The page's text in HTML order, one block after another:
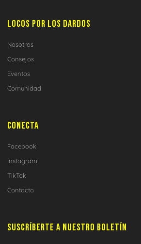
LOCOS POR LOS DARDOS
Nosotros
Consejos
Eventos
Comunidad
CONECTA
Facebook
Instagram
TikTok
Contacto
SUSCRÍBERTE A NUESTRO BOLETÍN